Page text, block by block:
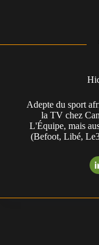
Adepte du sport
la TV chez
L'Équipe, mais
(Befoot, Libé,